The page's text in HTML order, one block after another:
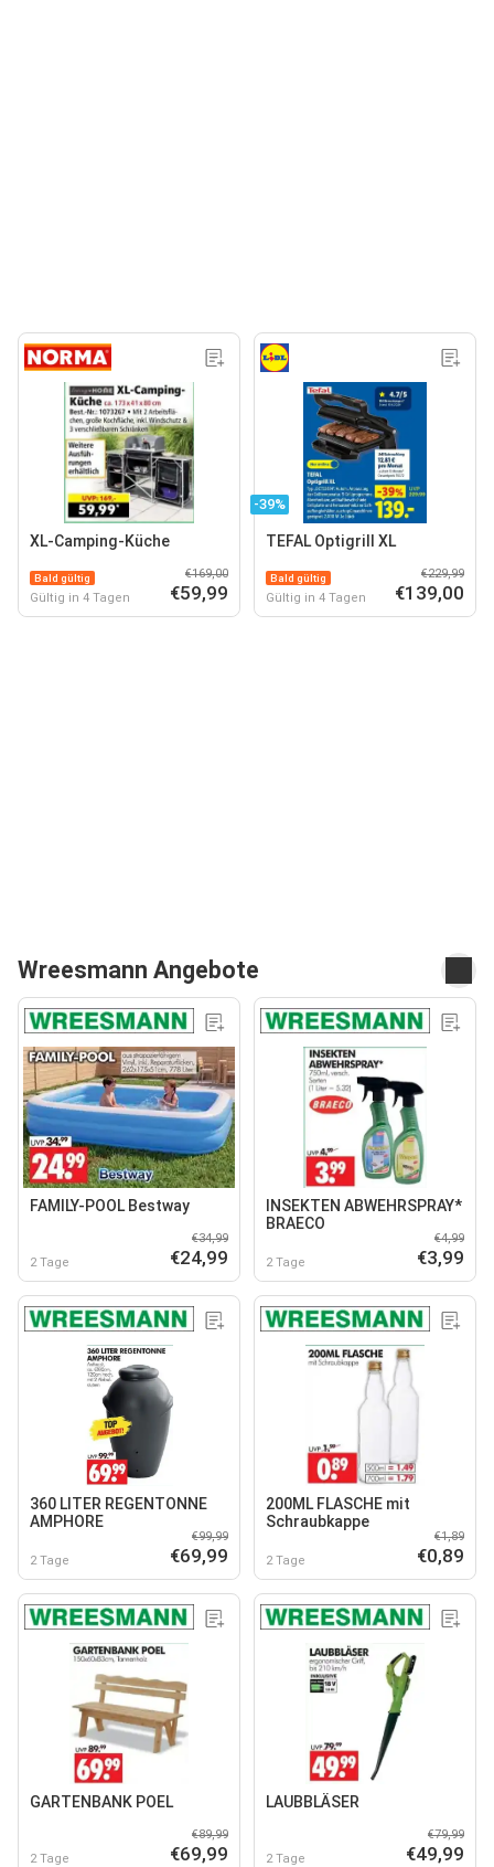
XL-Camping-Küche
Bald gültig
Gültig in 4 Tagen
€169,00
€59,99
-39%
TEFAL Optigrill XL
Bald gültig
Gültig in 4 Tagen
€229,99
€139,00
Wreesmann Angebote
FAMILY-POOL Bestway
2 Tage
€34,99
€24,99
INSEKTEN ABWEHRSPRAY*
BRAECO
2 Tage
€4,99
€3,99
360 LITER REGENTONNE
AMPHORE
2 Tage
€99,99
€69,99
200ML FLASCHE mit
Schraubkappe
2 Tage
€1,89
€0,89
GARTENBANK POEL
2 Tage
€89,99
€69,99
LAUBBLÄSER
2 Tage
€79,99
€49,99